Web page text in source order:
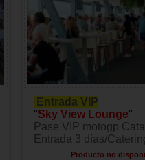
Entrada VIP
"Sky View Lounge"
Pase VIP motogp
Entrada 3 días/
Producto no